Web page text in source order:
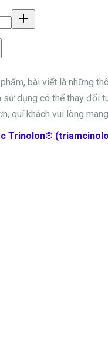
bài viết là những
sử dụng có thể thay
quí khách vui lòng
Trinolon®